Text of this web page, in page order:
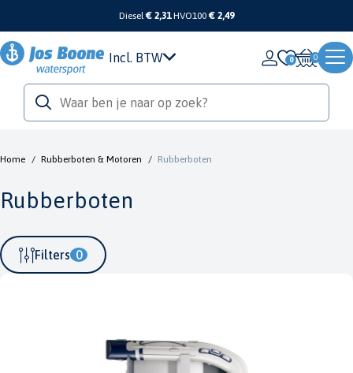
Diesel€ 2,31 HVO100 € 2,49
Incl. BTW 0
Home / Rubberboten & Motoren / Rubberboten
Rubberboten
Filters 0